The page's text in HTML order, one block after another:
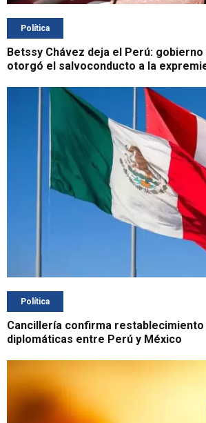
Política
Betssy Chávez deja el Perú:
otorgó el salvoconducto a la
Política
Cancillería confirma
diplomáticas entre Perú y México